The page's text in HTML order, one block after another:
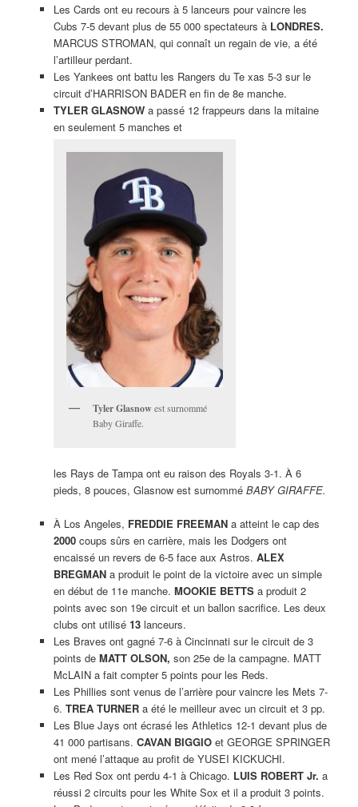
Les Cards ont eu recours à 5 lanceurs pour vaincre les
Cubs 7-5 devant plus de 55 000 spectateurs à LONDRES.
MARCUS STROMAN, qui connaît un regain de vie, a été
l’artilleur perdant.
Les Yankees ont battu les Rangers du Te xas 5-3 sur le
circuit d’HARRISON BADER en fin de 8e manche.
TYLER GLASNOWa passé 12 frappeurs dans la mitaine
en seulement 5 manches et
Tyler Glasnowest surnommé
Baby Giraffe.
les Rays de Tampa ont eu raison des Royals 3-1. À 6
pieds, 8 pouces, Glasnow est surnommé BABY GIRAFFE.
À Los Angeles, FREDDIE FREEMANa atteint le cap des
2000coups sûrs en carrière, mais les Dodgers ont
encaissé un revers de 6-5 face aux Astros. ALEX
BREGMANa produit le point de la victoire avec un simple
en début de 11e manche. MOOKIE BETTSa produit 2
points avec son 19e circuit et un ballon sacrifice. Les deux
clubs ont utilisé 13lanceurs.
Les Braves ont gagné 7-6 à Cincinnati sur le circuit de 3
points de MATT OLSON, son 25e de la campagne. MATT
McLAIN a fait compter 5 points pour les Reds.
Les Phillies sont venus de l’arrière pour vaincre les Mets 7-
6. TREA TURNERa été le meilleur avec un circuit et 3 pp.
Les Blue Jays ont écrasé les Athletics 12-1 devant plus de
41 000 partisans. CAVAN BIGGIOet GEORGE SPRINGER
ont mené l’attaque au profit de YUSEI KICKUCHI.
Les Red Sox ont perdu 4-1 à Chicago. LUIS ROBERT Jr. a
réussi 2 circuits pour les White Sox et il a produit 3 points.